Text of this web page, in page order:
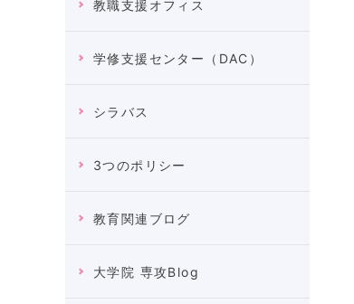
教職支援オフィス
学修支援センター（DAC）
シラバス
3つのポリシー
教育関連ブログ
大学院 専攻Blog